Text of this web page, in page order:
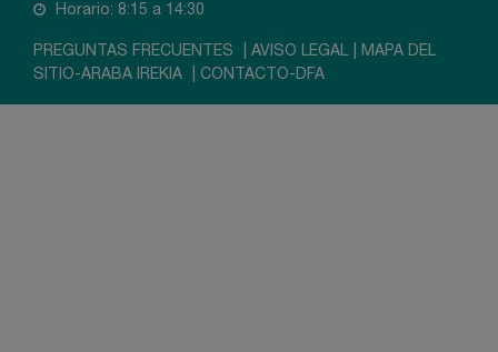
Horario: 8:15 a 14:30
PREGUNTAS FRECUENTES AVISO LEGAL
MAPA DEL
SITIO-ARABA IREKIA
CONTACTO-DFA